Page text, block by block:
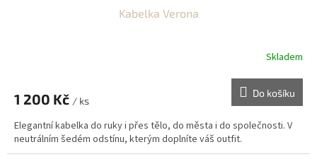
Kabelka Verona
Skladem
1 200 Kč / ks
Do košíku
Elegantní kabelka do ruky i přes tělo, do města i do společnosti. V
neutrálním šedém odstínu, kterým doplníte váš outfit.